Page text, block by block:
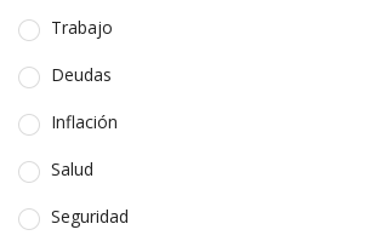
Trabajo
Deudas
Inflación
Salud
Seguridad